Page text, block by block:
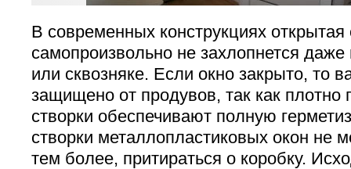
В современных конструкциях открытая
самопроизвольно не захлопнется
или сквозняке. Если окно закрыто, то
защищено от продувов, так как плотно
створки обеспечивают полную
створки металлопластиковых окон не
тем более, притираться о коробку.